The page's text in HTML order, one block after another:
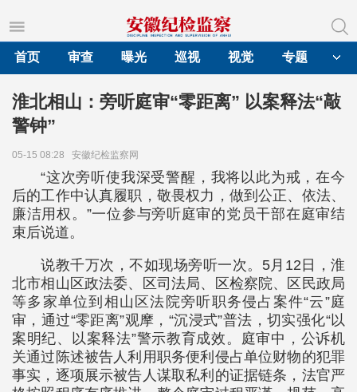
首页
审查 曝光 巡视 视觉 专题
淮北相山：旁听庭审“零距离” 以案释法“敲
警钟”
05-15 08:28 安徽纪检监察网
“这次旁听使我深受警醒，我将以此为戒，在今
后的工作中认真履职，敬畏权力，做到公正、依法、
廉洁用权。”一位参与旁听庭审的党员干部在庭审结
束后说道。
说教千万次，不如现场旁听一次。5月12日，淮
北市相山区政法委、区司法局、区检察院、区民政局
等多家单位到相山区法院旁听职务侵占案件“云”庭
审，通过“零距离”观摩，“沉浸式”普法，切实强化“以
案明纪、以案释法”警示教育成效。庭审中，公诉机
关通过陈述被告人利用职务便利侵占单位财物的犯罪
事实，逐项展示被告人谋取私利的证据链条，法官严